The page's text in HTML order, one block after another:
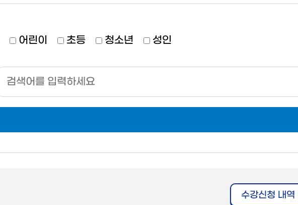
어린이 초등 청소년 성인
수강신청 내역